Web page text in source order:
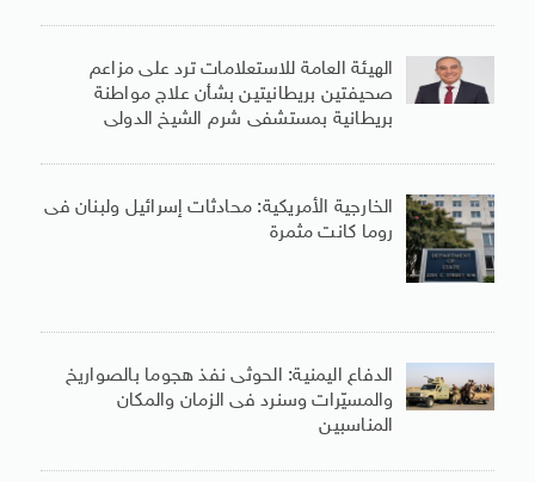
الهيئة العامة للاستعلامات ترد على مزاعم
صحيفتين بريطانيتين بشأن علاج مواطنة
بريطانية بمستشفى شرم الشيخ الدولى
الخارجية الأمريكية: محادثات إسرائيل ولبنان فى
روما كانت مثمرة
الدفاع اليمنية: الحوثى نفذ هجوما بالصواريخ
والمسيّرات وسنرد فى الزمان والمكان
المناسبين